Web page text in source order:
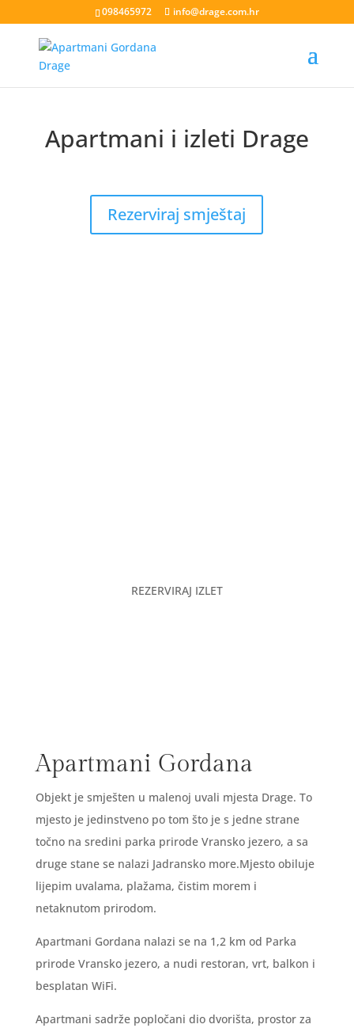
098465972 info@drage.com.hr
Apartmani i izleti Drage
Rezerviraj smještaj
REZERVIRAJ IZLET
Apartmani Gordana
Objekt je smješten u malenoj uvali mjesta Drage. To
mjesto je jedinstveno po tom što je s jedne strane
točno na sredini parka prirode Vransko jezero, a sa
druge stane se nalazi Jadransko more.Mjesto obiluje
lijepim uvalama, plažama, čistim morem i
netaknutom prirodom.
Apartmani Gordana nalazi se na 1,2 km od Parka
prirode Vransko jezero, a nudi restoran, vrt, balkon i
besplatan WiFi.
Apartmani sadrže popločani dio dvorišta, prostor za